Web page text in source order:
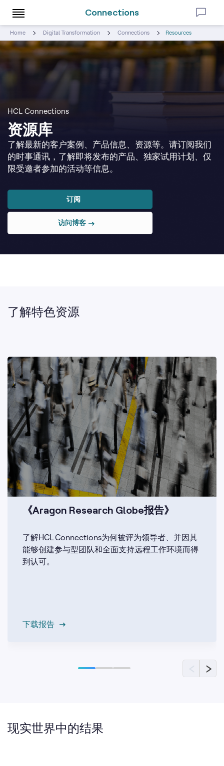
Connections
Home Digital Transformation Connections Resources
HCL Connections
资源库
了解最新的客户案例、产品信息、资源等。请订阅我们
的时事通讯，了解即将发布的产品、独家试用计划、仅
限受邀者参加的活动等信息。
订阅
访问博客
了解特色资源
《Aragon Research Globe报告》
了解HCL Connections为何被评为领导者、并因其
能够创建参与型团队和全面支持远程工作环境而得
到认可。
下载报告
›
现实世界中的结果